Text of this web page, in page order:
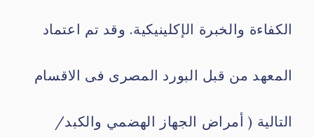
الكفاءة والخبرة الإكلينيكية. وقد تم اعتماد
المعهد من قبل البورد المصرى فى الاقسام
التالية ( أمراض الجهاز الهضمي والكبد/